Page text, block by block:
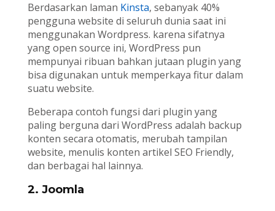
Berdasarkan laman Kinsta, sebanyak 40%
pengguna website di seluruh dunia saat ini
menggunakan Wordpress. karena sifatnya
yang open source ini, WordPress pun
mempunyai ribuan bahkan jutaan plugin yang
bisa digunakan untuk memperkaya fitur dalam
suatu website.
Beberapa contoh fungsi dari plugin yang
paling berguna dari WordPress adalah backup
konten secara otomatis, merubah tampilan
website, menulis konten artikel SEO Friendly,
dan berbagai hal lainnya.
2. Joomla